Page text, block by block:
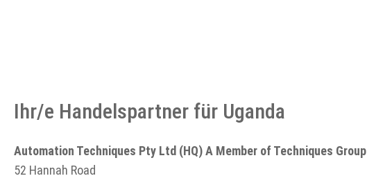
Ihr/e Handelspartner für Uganda
Automation Techniques Pty Ltd (HQ) A Member of Techniques Group
52 Hannah Road